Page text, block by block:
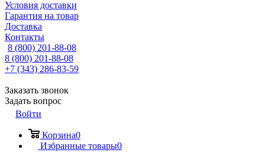
Условия доставки
Гарантия на товар
Доставка
Контакты
8 (800) 201-88-08
8 (800) 201-88-08
+7 (343) 286-83-59
Заказать звонок
Задать вопрос
Войти
Корзина0
Избранные товары0